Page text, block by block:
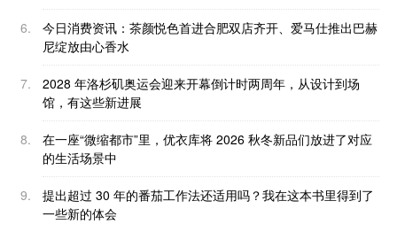
6.
今日消费资讯：茶颜悦色首进合肥双店齐开、爱马仕推出巴赫
尼绽放由心香水
7.
2028 年洛杉矶奥运会迎来开幕倒计时两周年，从设计到场
馆，有这些新进展
8.
在一座“微缩都市”里，优衣库将 2026 秋冬新品们放进了对应
的生活场景中
9.
提出超过 30 年的番茄工作法还适用吗？我在这本书里得到了
一些新的体会